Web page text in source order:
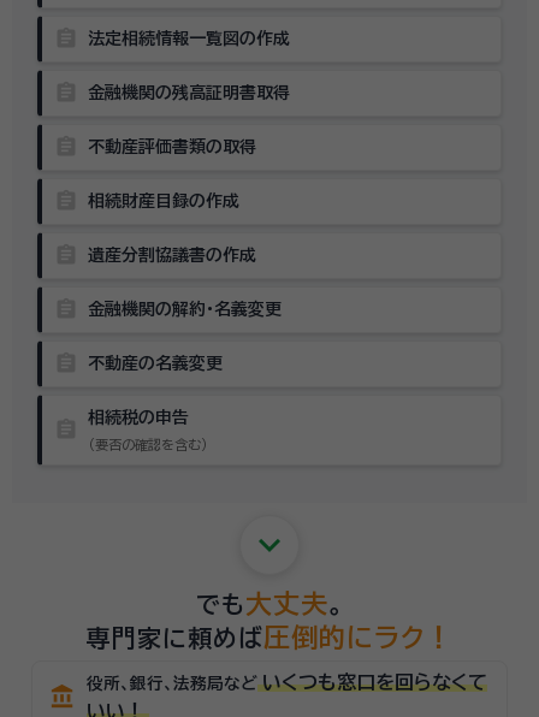
法定相続情報一覧図の作成
金融機関の残高証明書取得
不動産評価書類の取得
相続財産目録の作成
遺産分割協議書の作成
金融機関の解約・名義変更
不動産の名義変更
相続税の申告
（要否の確認を含む）
keyboard_arrow_down
でも 大丈夫。
専門家に頼めば圧倒的にラク！
account_balance 役所、銀行、法務局など いくつも窓口を回らなくて
いい！